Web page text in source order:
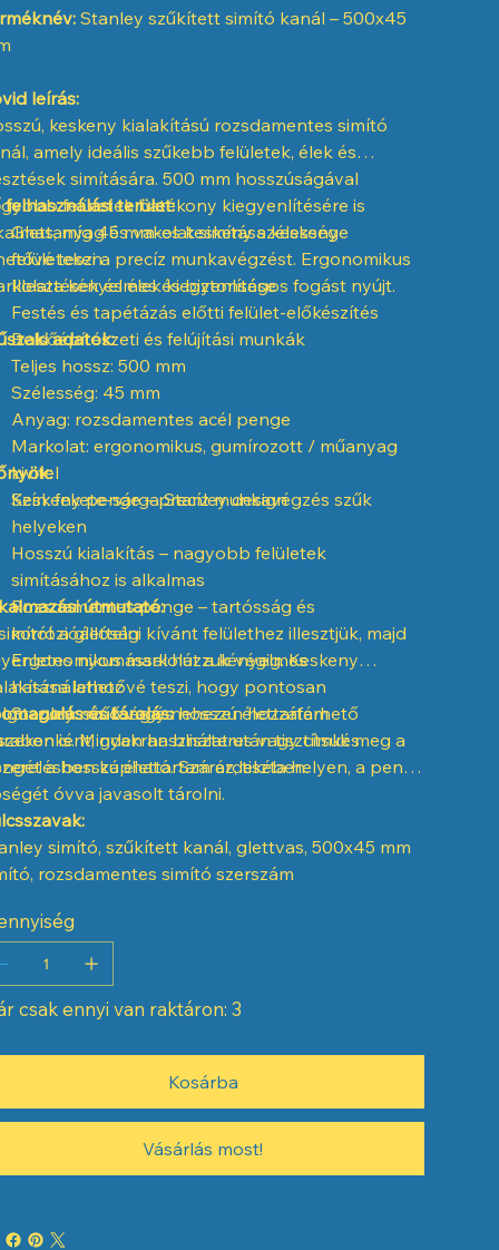
Stanley szűkített simító kanál – 500x45
leírás:
keskeny kialakítású rozsdamentes simító
amely ideális szűkebb felületek, élek és
simítására. 500 mm hosszúságával
felületek hatékony kiegyenlítésére is
míg 45 mm-es keskeny szélessége
teszi a precíz munkavégzést. Ergonomikus
kényelmes és biztonságos fogást nyújt.
felhasználási terület:
Glettanyag és vakolat simítása keskeny
felületeken
Illesztések és élek kiegyenlítése
Festés és tapétázás előtti felület-előkészítés
Belsőépítészeti és felújítási munkák
adatok:
Teljes hossz: 500 mm
Szélesség: 45 mm
Anyag: rozsdamentes acél penge
Markolat: ergonomikus, gumírozott / műanyag
kivitel
Szín: fekete-sárga Stanley design
Keskeny penge – precíz munkavégzés szűk
helyeken
Hosszú kialakítás – nagyobb felületek
simításához is alkalmas
Rozsdamentes penge – tartósság és
korrózióállóság
Ergonomikus markolat a kényelmes
használathoz
Stanley minőség és hosszú élettartam
útmutató:
a glettelni kívánt felülethez illesztjük, majd
nyomással húzzuk végig. Keskeny
lehetővé teszi, hogy pontosan
szűk vagy nehezen hozzáférhető
is. Minden használat után tisztítsuk meg a
a hosszú élettartam érdekében.
és tárolás:
gyakran bliszteres vagy címkés
kapható. Száraz, tiszta helyen, a penge
óvva javasolt tárolni.
simító, szűkített kanál, glettvas, 500x45 mm
rozsdamentes simító szerszám
csak ennyi van raktáron: 3
Kosárba
Vásárlás most!